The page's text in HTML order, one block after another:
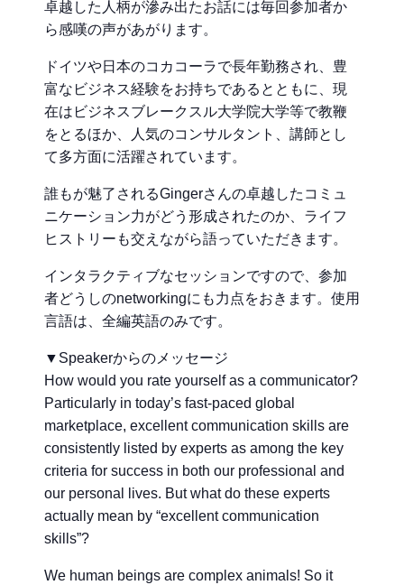
卓越した人柄が滲み出たお話には毎回参加者か
ら感嘆の声があがります。
ドイツや日本のコカコーラで長年勤務され、豊
富なビジネス経験をお持ちであるとともに、現
在はビジネスブレークスル大学院大学等で教鞭
をとるほか、人気のコンサルタント、講師とし
て多方面に活躍されています。
誰もが魅了されるGingerさんの卓越したコミュ
ニケーション力がどう形成されたのか、ライフ
ヒストリーも交えながら語っていただきます。
インタラクティブなセッションですので、参加
者どうしのnetworkingにも力点をおきます。使用
言語は、全編英語のみです。
▼Speakerからのメッセージ
How would you rate yourself as a communicator?
Particularly in today’s fast-paced global
marketplace, excellent communication skills are
consistently listed by experts as among the key
criteria for success in both our professional and
our personal lives. But what do these experts
actually mean by “excellent communication
skills”?
We human beings are complex animals! So it